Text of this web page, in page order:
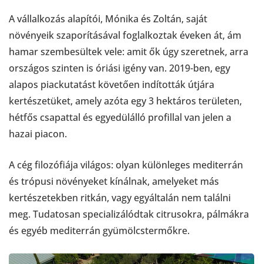
A vállalkozás alapítói, Mónika és Zoltán, saját
növényeik szaporításával foglalkoztak éveken át, ám
hamar szembesültek vele: amit ők úgy szeretnek, arra
országos szinten is óriási igény van. 2019-ben, egy
alapos piackutatást követően indították útjára
kertészetüket, amely azóta egy 3 hektáros területen,
hétfős csapattal és egyedülálló profillal van jelen a
hazai piacon.
A cég filozófiája világos: olyan különleges mediterrán
és trópusi növényeket kínálnak, amelyeket más
kertészetekben ritkán, vagy egyáltalán nem találni
meg. Tudatosan specializálódtak citrusokra, pálmákra
és egyéb mediterrán gyümölcstermőkre.